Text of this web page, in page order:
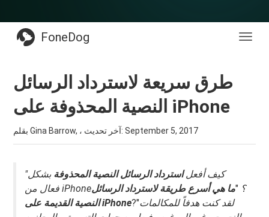
FoneDog
طرق سريعة لاسترداد الرسائل
النصية المحذوفة على iPhone
بقلم Gina Barrow, ، آخر تحديث:September 5, 2017
"كيف أفعلاسترداد الرسائل النصية المحذوفة بشكل
فعال من iPhone؟ "ما هي أسرع طريقة لاسترداد الرسائل
النصية القديمة على iPhone?"لقد كنت هدفاً للمكالمات